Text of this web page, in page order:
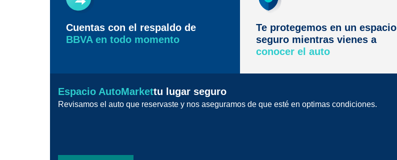
Cuentas con el respaldo de
BBVA en todo momento
Te protegemos en un espacio
seguro mientras vienes a
conocer el auto
Espacio AutoMarkettu lugar seguro
Revisamos el auto que reservaste y nos aseguramos de que esté en optimas condiciones.